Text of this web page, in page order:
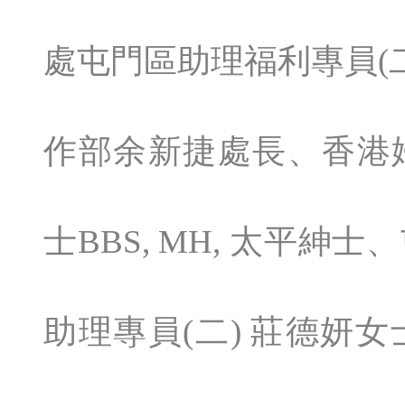
處屯門區助理福利專員
作部余新捷處長、香
士BBS, MH, 太平紳士
助理專員(二) 莊德妍